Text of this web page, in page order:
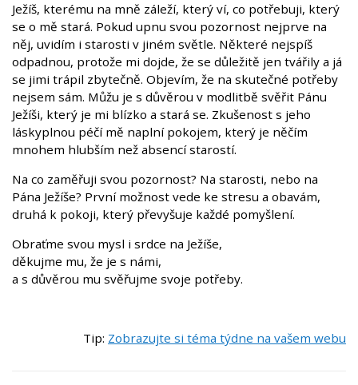
Ježíš, kterému na mně záleží, který ví, co potřebuji, který
se o mě stará. Pokud upnu svou pozornost nejprve na
něj, uvidím i starosti v jiném světle. Některé nejspíš
odpadnou, protože mi dojde, že se důležitě jen tvářily a já
se jimi trápil zbytečně. Objevím, že na skutečné potřeby
nejsem sám. Můžu je s důvěrou v modlitbě svěřit Pánu
Ježíši, který je mi blízko a stará se. Zkušenost s jeho
láskyplnou péčí mě naplní pokojem, který je něčím
mnohem hlubším než absencí starostí.
Na co zaměřuji svou pozornost? Na starosti, nebo na
Pána Ježíše? První možnost vede ke stresu a obavám,
druhá k pokoji, který převyšuje každé pomyšlení.
Obraťme svou mysl i srdce na Ježíše,
děkujme mu, že je s námi,
a s důvěrou mu svěřujme svoje potřeby.
Tip: Zobrazujte si téma týdne na vašem webu